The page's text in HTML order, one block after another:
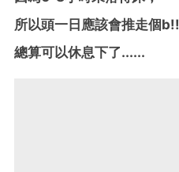
所以頭一日應該會推走個b!!
總算可以休息下了......